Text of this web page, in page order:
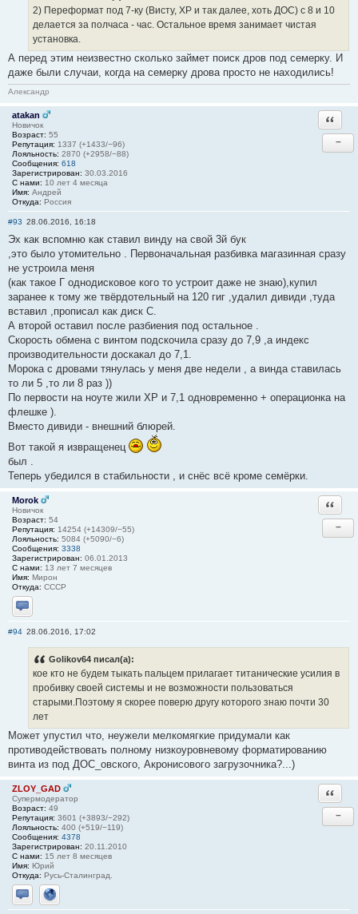
2) Переформат под 7-ку (Висту, ХР и так далее, хоть ДОС) с 8 и 10
делается за полчаса - час. Остальное время занимает чистая
установка.
А перед этим неизвестно сколько займет поиск дров под семерку. И
даже были случаи, когда на семерку дрова просто не находились!
Александр
atakan
Новичок
Возраст: 55
Репутация: 1337 (+1433/−96)
Лояльность: 2870 (+2958/−88)
Сообщения: 618
Зарегистрирован: 30.03.2016
С нами: 10 лет 4 месяца
Имя: Андрей
Откуда: Россия
−
#93 28.06.2016, 16:18
Эх как вспомню как ставил винду на свой 3й бук
,это было утомительно . Первоначальная разбивка магазинная сразу
не устроила меня
(как такое Г однодисковое кого то устроит даже не знаю),купил
заранее к тому же твёрдотельный на 120 гиг ,удалил дивиди ,туда
вставил ,прописал как диск С.
А второй оставил после разбиения под остальное .
Скорость обмена с винтом подскочила сразу до 7,9 ,а индекс
производительности доскакал до 7,1.
Морока с дровами тянулась у меня две недели , а винда ставилась
то ли 5 ,то ли 8 раз ))
По первости на ноуте жили ХР и 7,1 одновременно + операционка на
флешке ).
Вместо дивиди - внешний блюрей.
Вот такой я извращенец
был .
Теперь убедился в стабильности , и снёс всё кроме семёрки.
Morok
Новичок
Возраст: 54
Репутация: 14254 (+14309/−55)
Лояльность: 5084 (+5090/−6)
Сообщения: 3338
Зарегистрирован: 06.01.2013
С нами: 13 лет 7 месяцев
Имя: Мирон
Откуда: СССР
Отправить личное сообщение
−
#94 28.06.2016, 17:02
Golikov64 писал(а):
кое кто не будем тыкать пальцем прилагает титанические усилия в
пробивку своей системы и не возможности пользоваться
старыми.Поэтому я скорее поверю другу которого знаю почти 30
лет
Может упустил что, неужели мелкомягкие придумали как
противодействовать полному низкоуровневому форматированию
винта из под ДОС_овского, Акронисового загрузочника?...)
ZLOY_GAD
Супермодератор
Возраст: 49
Репутация: 3601 (+3893/−292)
Лояльность: 400 (+519/−119)
Сообщения: 4378
Зарегистрирован: 20.11.2010
С нами: 15 лет 8 месяцев
Имя: Юрий
Откуда: Русь-Сталинград.
Отправить личное сообщение
Сайт
−